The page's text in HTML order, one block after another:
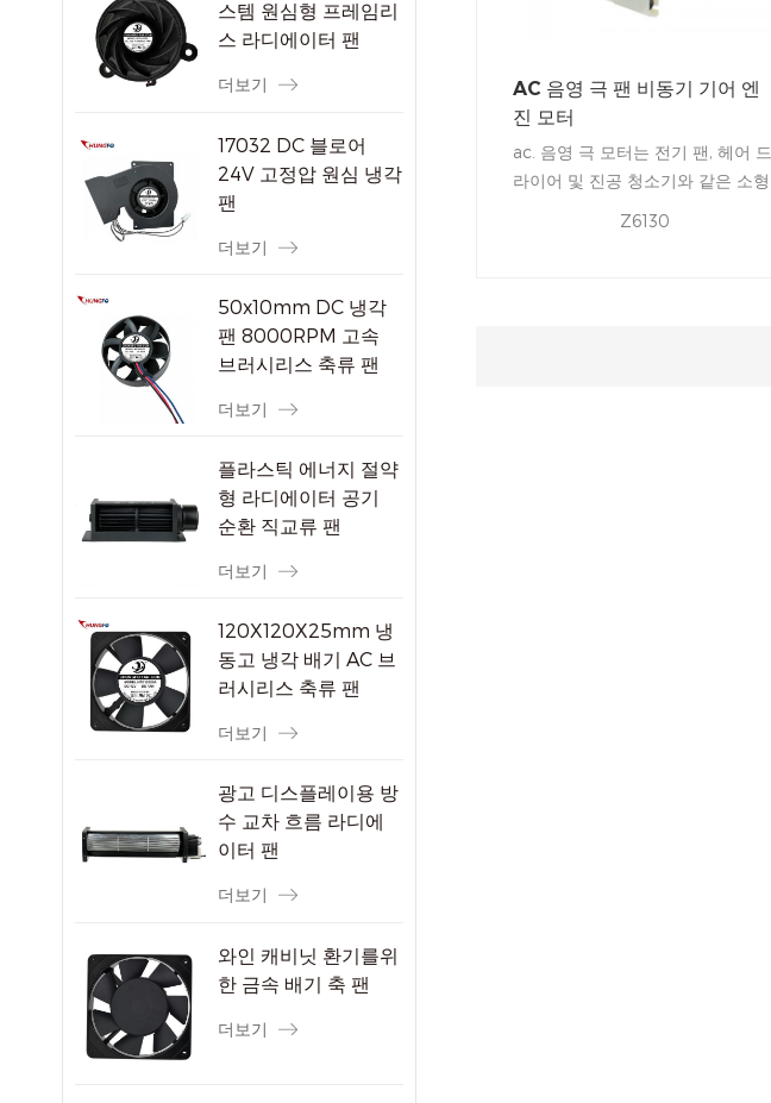
스템 원심형 프레임리
스 라디에이터 팬
더보기
17032 DC 블로어
24V 고정압 원심 냉각
팬
더보기
50x10mm DC 냉각
팬 8000RPM 고속
브러시리스 축류 팬
더보기
플라스틱 에너지 절약
형 라디에이터 공기
순환 직교류 팬
더보기
120X120X25mm 냉
동고 냉각 배기 AC 브
러시리스 축류 팬
더보기
광고 디스플레이용 방
수 교차 흐름 라디에
이터 팬
더보기
와인 캐비닛 환기를위
한 금속 배기 축 팬
더보기
AC 음영 극 팬 비동기 기어 엔
진 모터
ac. 음영 극 모터는 전기 팬, 헤어 드
라이어 및 진공 청소기와 같은 소형
Z6130